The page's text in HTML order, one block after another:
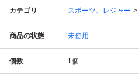
カテゴリ スポーツ、レジャー
商品の状態 未使用
個数 1個